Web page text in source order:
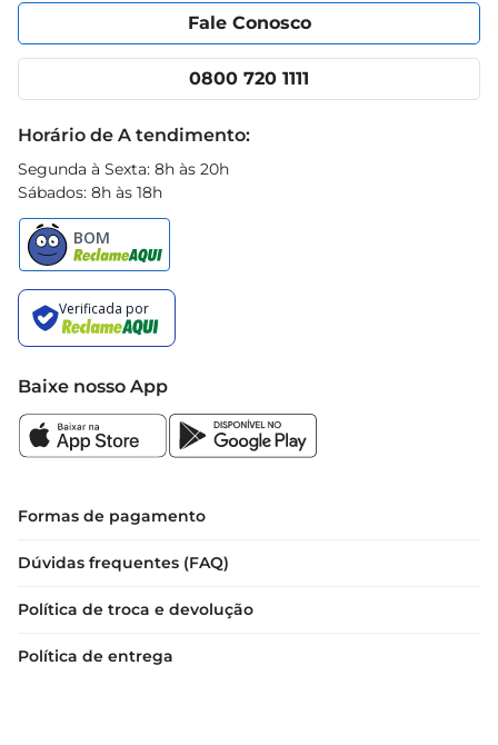
Portal do fornecedor
Cencosud Media
App Prezunic
Fale Conosco
0800 720 1111
Horário de A tendimento:
Segunda à Sexta: 8h às 20h
Sábados: 8h às 18h
Baixe nosso App
Formas de pagamento
Dúvidas frequentes (FAQ)
Política de troca e devolução
Política de entrega